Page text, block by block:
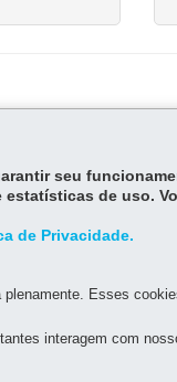
seu
de uso.
de Privacidade.
Esses
interagem com